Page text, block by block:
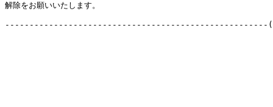
解除をお願いいたします。
------------------------------------------------------(C)